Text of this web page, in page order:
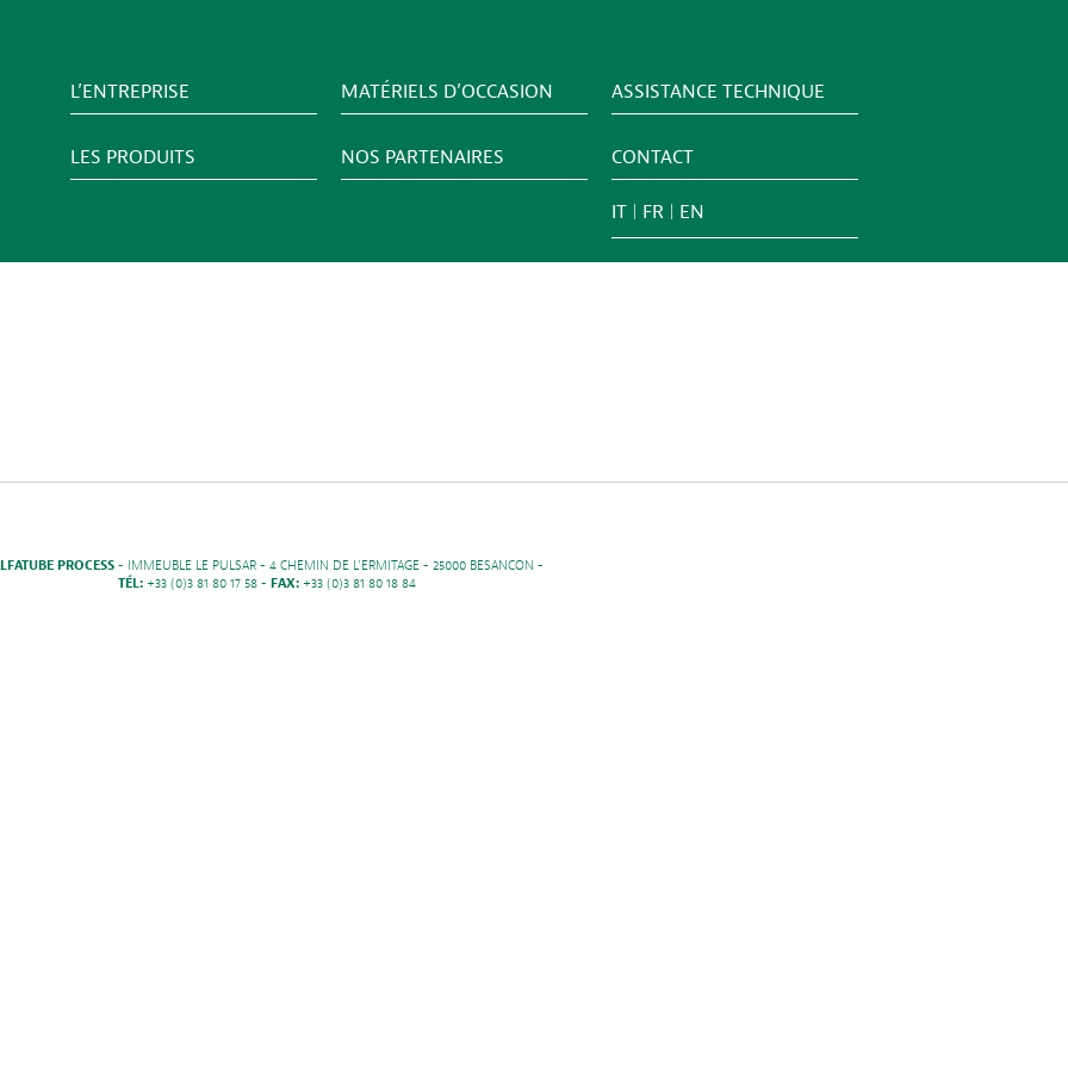
L’ENTREPRISE MATÉRIELS D’OCCASION ASSISTANCE TECHNIQUE
LES PRODUITS NOS PARTENAIRES CONTACT
IT FR EN
PROCESS- IMMEUBLE LE PULSAR - 4 CHEMIN DE L'ERMITAGE - 25000 BESANCON -
TÉL: +33 (0)3 81 80 17 58 - FAX: +33 (0)3 81 80 18 84